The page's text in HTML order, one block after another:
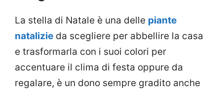
La stella di Natale è una delle piante
natalizie da scegliere per abbellire la casa
e trasformarla con i suoi colori per
accentuare il clima di festa oppure da
regalare, è un dono sempre gradito anche